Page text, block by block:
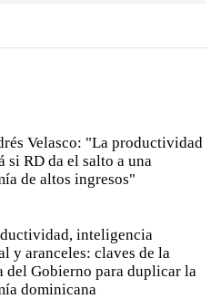
Velasco: "La productividad
si RD da el salto a una
de altos ingresos"
inteligencia
y aranceles: claves de la
del Gobierno para duplicar la
dominicana